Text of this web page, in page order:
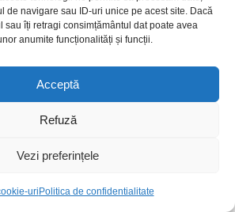
de navigare sau ID-uri unice pe acest site. Dacă
sau îți retragi consimțământul dat poate avea
anumite funcționalități și funcții.
Acceptă
Refuză
Vezi preferințele
uri Politica de confidentialitate
rezervate. Argo Real Estate